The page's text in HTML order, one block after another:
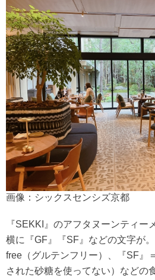
画像：シックスセンシズ京都
『SEKKI』のアフタヌーンティー
横に『GF』『SF』などの文字が
free（グルテンフリー）、『SF』
された砂糖を使ってない）などの